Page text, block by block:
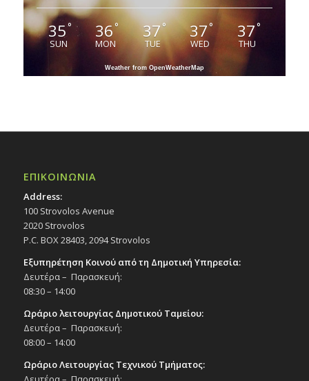
35°
SUN
36°
MON
37°
TUE
37°
WED
37°
THU
Weather from OpenWeatherMap
ΕΠΙΚΟΙΝΩΝΙΑ
Address:
100 Strovolos Avenue
2020 Strovolos
P.C. BOX 28403, 2094 Strovolos
Εξυπηρέτηση Κοινού από τη Δημοτική Υπηρεσία:
Δευτέρα – Παρασκευή:
08:30 – 14:00
Ωράριο λειτουργίας Δημοτικού Ταμείου:
Δευτέρα – Παρασκευή:
08:00 – 14:00
Ωράριο Λειτουργίας Τεχνικού Τμήματος: